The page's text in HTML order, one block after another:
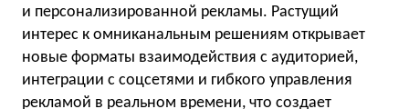
и персонализированной рекламы. Растущий
интерес к омниканальным решениям открывает
новые форматы взаимодействия с аудиторией,
интеграции с соцсетями и гибкого управления
рекламой в реальном времени, что создает